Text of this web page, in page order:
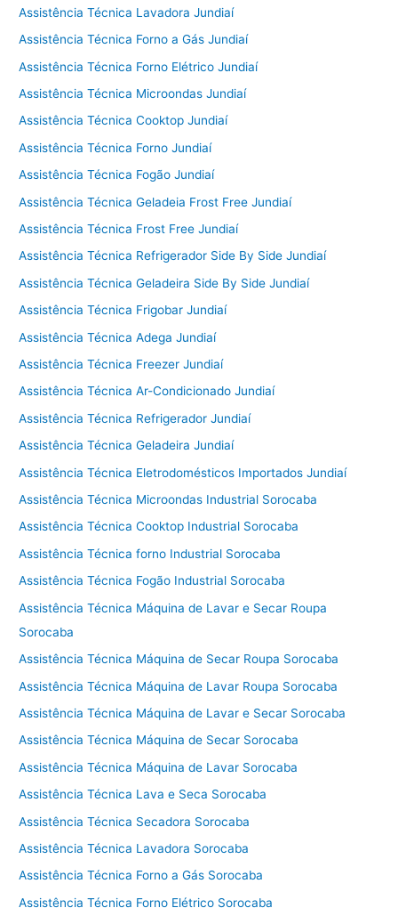
Assistência Técnica Lavadora Jundiaí
Assistência Técnica Forno a Gás Jundiaí
Assistência Técnica Forno Elétrico Jundiaí
Assistência Técnica Microondas Jundiaí
Assistência Técnica Cooktop Jundiaí
Assistência Técnica Forno Jundiaí
Assistência Técnica Fogão Jundiaí
Assistência Técnica Geladeia Frost Free Jundiaí
Assistência Técnica Frost Free Jundiaí
Assistência Técnica Refrigerador Side By Side Jundiaí
Assistência Técnica Geladeira Side By Side Jundiaí
Assistência Técnica Frigobar Jundiaí
Assistência Técnica Adega Jundiaí
Assistência Técnica Freezer Jundiaí
Assistência Técnica Ar-Condicionado Jundiaí
Assistência Técnica Refrigerador Jundiaí
Assistência Técnica Geladeira Jundiaí
Assistência Técnica Eletrodomésticos Importados Jundiaí
Assistência Técnica Microondas Industrial Sorocaba
Assistência Técnica Cooktop Industrial Sorocaba
Assistência Técnica forno Industrial Sorocaba
Assistência Técnica Fogão Industrial Sorocaba
Assistência Técnica Máquina de Lavar e Secar Roupa
Sorocaba
Assistência Técnica Máquina de Secar Roupa Sorocaba
Assistência Técnica Máquina de Lavar Roupa Sorocaba
Assistência Técnica Máquina de Lavar e Secar Sorocaba
Assistência Técnica Máquina de Secar Sorocaba
Assistência Técnica Máquina de Lavar Sorocaba
Assistência Técnica Lava e Seca Sorocaba
Assistência Técnica Secadora Sorocaba
Assistência Técnica Lavadora Sorocaba
Assistência Técnica Forno a Gás Sorocaba
Assistência Técnica Forno Elétrico Sorocaba